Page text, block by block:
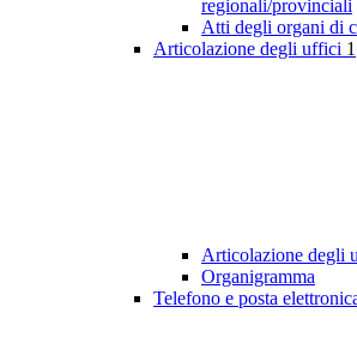
regionali/provinciali
Atti degli organi di
Articolazione degli uffici 1
Articolazione degli
Organigramma
Telefono e posta